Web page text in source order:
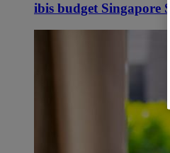
ibis budget Singapore